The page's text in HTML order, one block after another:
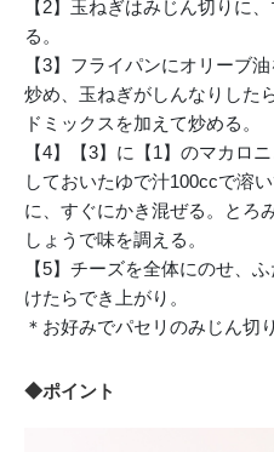
【2】玉ねぎはみじん切りに
る。
【3】フライパンにオリーブ
炒め、玉ねぎがしんなりした
ドミックスを加えて炒める。
【4】【3】に【1】のマカロ
しておいたゆで汁100ccで溶
に、すぐにかき混ぜる。とろ
しょうで味を調える。
【5】チーズを全体にのせ、
けたらでき上がり。
＊お好みでパセリのみじん切
◆ポイント